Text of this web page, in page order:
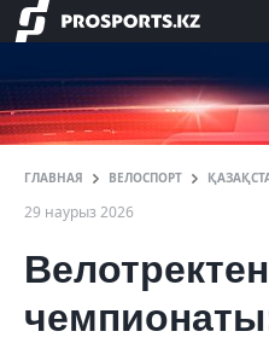
ГЛАВНАЯ ВЕЛОСПОРТ
29 наурыз 2026